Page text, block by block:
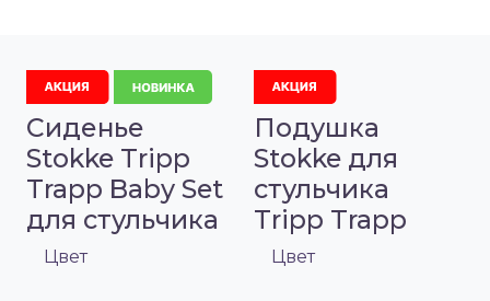
Сиденье
Stokke Tripp
Trapp Baby Set
для стульчика
Цвет
Подушка
Stokke для
стульчика
Tripp Trapp
Цвет